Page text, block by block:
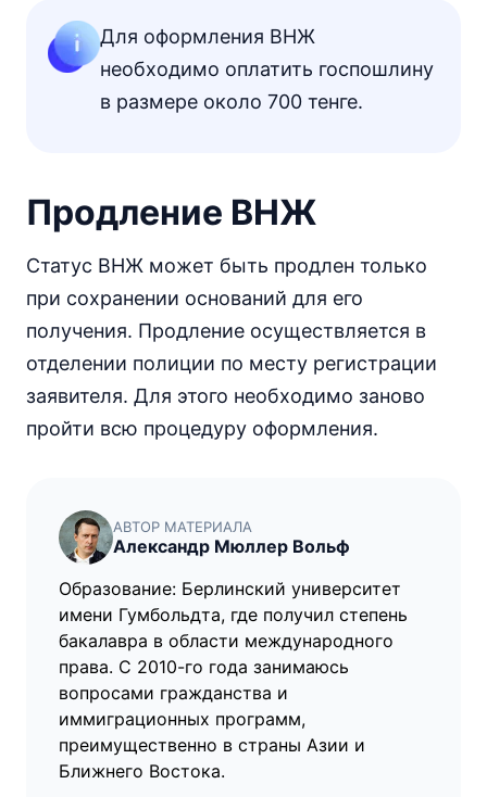
Для оформления ВНЖ
необходимо оплатить госпошлину
в размере около 700 тенге.
Продление ВНЖ
Статус ВНЖ может быть продлен только
при сохранении оснований для его
получения. Продление осуществляется в
отделении полиции по месту регистрации
заявителя. Для этого необходимо заново
пройти всю процедуру оформления.
АВТОР МАТЕРИАЛА
Александр Мюллер Вольф
Образование: Берлинский университет
имени Гумбольдта, где получил степень
бакалавра в области международного
права. С 2010-го года занимаюсь
вопросами гражданства и
иммиграционных программ,
преимущественно в страны Азии и
Ближнего Востока.